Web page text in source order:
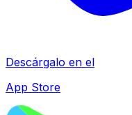
Descárgalo en el
App Store